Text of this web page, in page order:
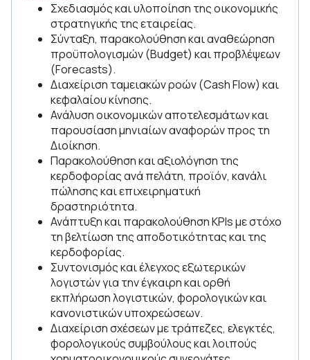
Σχεδιασμός και υλοποίηση της οικονομικής
στρατηγικής της εταιρείας.
Σύνταξη, παρακολούθηση και αναθεώρηση
προϋπολογισμών (Budget) και προβλέψεων
(Forecasts).
Διαχείριση ταμειακών ροών (Cash Flow) και
κεφαλαίου κίνησης.
Ανάλυση οικονομικών αποτελεσμάτων και
παρουσίαση μηνιαίων αναφορών προς τη
Διοίκηση.
Παρακολούθηση και αξιολόγηση της
κερδοφορίας ανά πελάτη, προϊόν, κανάλι
πώλησης και επιχειρηματική
δραστηριότητα.
Ανάπτυξη και παρακολούθηση KPIs με στόχο
τη βελτίωση της αποδοτικότητας και της
κερδοφορίας.
Συντονισμός και έλεγχος εξωτερικών
λογιστών για την έγκαιρη και ορθή
εκπλήρωση λογιστικών, φορολογικών και
κανονιστικών υποχρεώσεων.
Διαχείριση σχέσεων με τράπεζες, ελεγκτές,
φορολογικούς συμβούλους και λοιπούς